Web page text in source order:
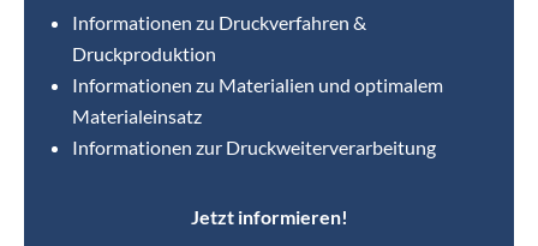
Informationen zu Druckverfahren &
Druckproduktion
Informationen zu Materialien und optimalem
Materialeinsatz
Informationen zur Druckweiterverarbeitung
Jetzt informieren!